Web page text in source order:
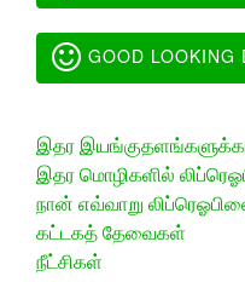
GOOD LOOKING
இதர
இதர மொழிகளில்
நான் எவ்வாறு
கட்டகத் தேவைகள்
நீட்சிகள்